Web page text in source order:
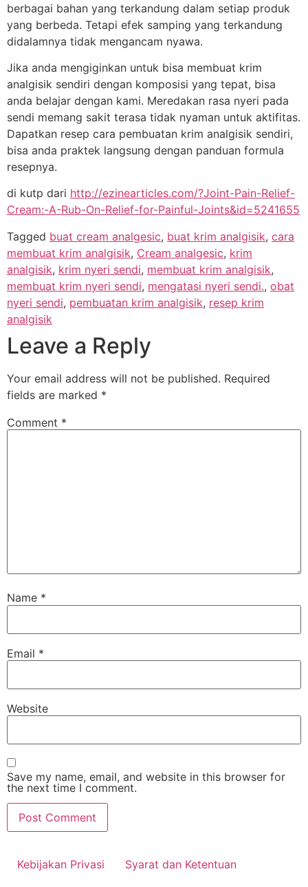
berbagai bahan yang terkandung dalam setiap produk
yang berbeda. Tetapi efek samping yang terkandung
didalamnya tidak mengancam nyawa.
Jika anda mengiginkan untuk bisa membuat krim
analgisik sendiri dengan komposisi yang tepat, bisa
anda belajar dengan kami. Meredakan rasa nyeri pada
sendi memang sakit terasa tidak nyaman untuk aktifitas.
Dapatkan resep cara pembuatan krim analgisik sendiri,
bisa anda praktek langsung dengan panduan formula
resepnya.
di kutp dari http://ezinearticles.com/?Joint-Pain-Relief-
Cream:-A-Rub-On-Relief-for-Painful-Joints&id=5241655
Tagged buat cream analgesic, buat krim analgisik, cara
membuat krim analgisik, Cream analgesic, krim
analgisik, krim nyeri sendi, membuat krim analgisik,
membuat krim nyeri sendi, mengatasi nyeri sendi., obat
nyeri sendi, pembuatan krim analgisik, resep krim
analgisik
Leave a Reply
Your email address will not be published. Required
fields are marked *
Comment *
Name *
Email *
Website
Save my name, email, and website in this browser for
the next time I comment.
Kebijakan Privasi Syarat dan Ketentuan